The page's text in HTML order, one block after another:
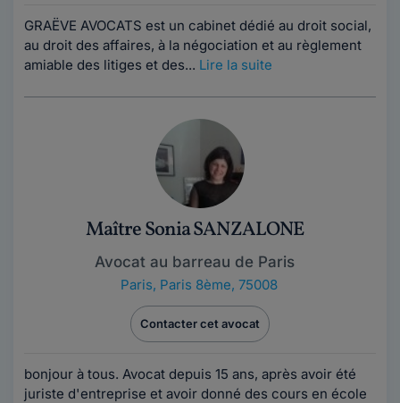
GRAËVE AVOCATS est un cabinet dédié au droit social,
au droit des affaires, à la négociation et au règlement
amiable des litiges et des... Lire la suite
Maître Sonia SANZALONE
Avocat au barreau de Paris
Paris, Paris 8ème, 75008
Contacter cet avocat
bonjour à tous. Avocat depuis 15 ans, après avoir été
juriste d'entreprise et avoir donné des cours en école